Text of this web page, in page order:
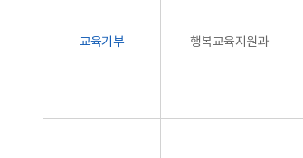
교육기부 행복교육지원과